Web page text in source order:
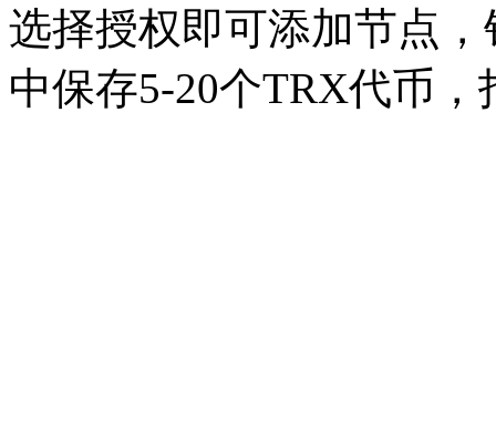
选择授权即可添加节点
中保存5-20个TRX代币